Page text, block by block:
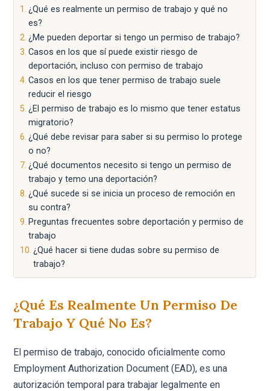
¿Qué es realmente un permiso de trabajo y qué no
es?
¿Me pueden deportar si tengo un permiso de trabajo?
Casos en los que sí puede existir riesgo de
deportación, incluso con permiso de trabajo
Casos en los que tener permiso de trabajo suele
reducir el riesgo
¿El permiso de trabajo es lo mismo que tener estatus
migratorio?
¿Qué debe revisar para saber si su permiso lo protege
o no?
¿Qué documentos necesito si tengo un permiso de
trabajo y temo una deportación?
¿Qué sucede si se inicia un proceso de remoción en
su contra?
Preguntas frecuentes sobre deportación y permiso de
trabajo
¿Qué hacer si tiene dudas sobre su permiso de
trabajo?
¿Qué Es Realmente Un Permiso De
Trabajo Y Qué No Es?
El permiso de trabajo, conocido oficialmente como
Employment Authorization Document (EAD), es una
autorización temporal para trabajar legalmente en